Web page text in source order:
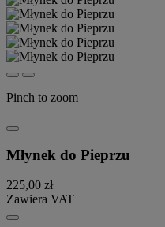
Pinch to zoom
Młynek do Pieprzu
225,00 zł
Zawiera VAT